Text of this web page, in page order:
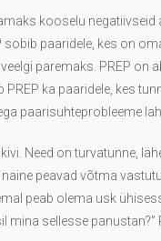
kooselu negatiivseid
paaridele, kes on
paremaks. PREP
PREP ka paaridele, kes
paarisuhteprobleeme
Need on turvatunne,
peavad võtma
peab olema usk
mina sellesse